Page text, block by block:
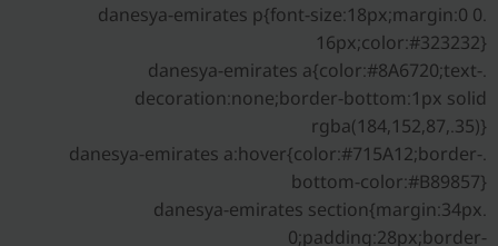
.danesya-emirates p{font-size:18px;margin:0 0
16px;color:#323232}
.danesya-emirates a{color:#8A6720;text-
decoration:none;border-bottom:1px solid
rgba(184,152,87,.35)}
.danesya-emirates a:hover{color:#715A12;border-
bottom-color:#B89857}
.danesya-emirates section{margin:34px
0;padding:28px;border-